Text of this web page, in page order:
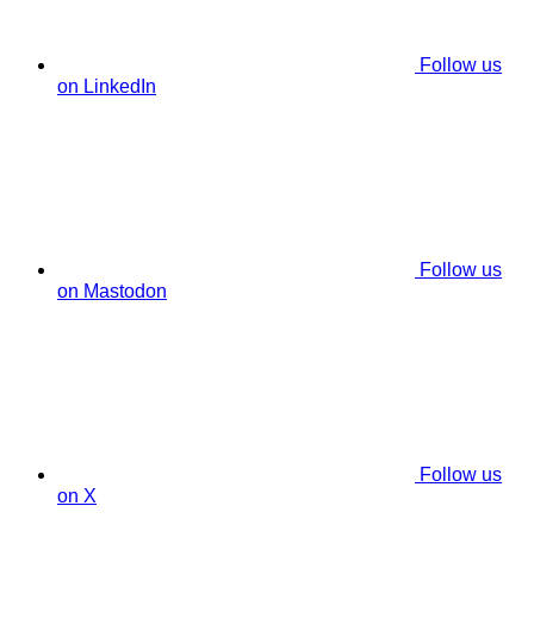
Follow us
on LinkedIn
Follow us
on Mastodon
Follow us
on X